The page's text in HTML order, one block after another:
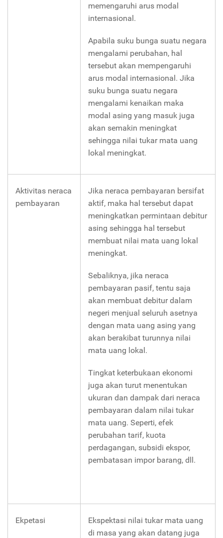
memengaruhi arus modal
internasional.
Apabila suku bunga suatu negara
mengalami perubahan, hal
tersebut akan mempengaruhi
arus modal internasional. Jika
suku bunga suatu negara
mengalami kenaikan maka
modal asing yang masuk juga
akan semakin meningkat
sehingga nilai tukar mata uang
lokal meningkat.
Aktivitas neraca
pembayaran
Jika neraca pembayaran bersifat
aktif, maka hal tersebut dapat
meningkatkan permintaan debitur
asing sehingga hal tersebut
membuat nilai mata uang lokal
meningkat.
Sebaliknya, jika neraca
pembayaran pasif, tentu saja
akan membuat debitur dalam
negeri menjual seluruh asetnya
dengan mata uang asing yang
akan berakibat turunnya nilai
mata uang lokal.
Tingkat keterbukaan ekonomi
juga akan turut menentukan
ukuran dan dampak dari neraca
pembayaran dalam nilai tukar
mata uang. Seperti, efek
perubahan tarif, kuota
perdagangan, subsidi ekspor,
pembatasan impor barang, dll.
Ekpetasi
Ekspektasi nilai tukar mata uang
di masa yang akan datang juga